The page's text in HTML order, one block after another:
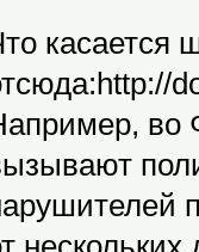
касается
во